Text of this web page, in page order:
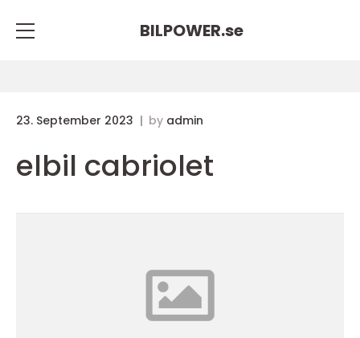
BILPOWER.se
23. September 2023 by admin
elbil cabriolet